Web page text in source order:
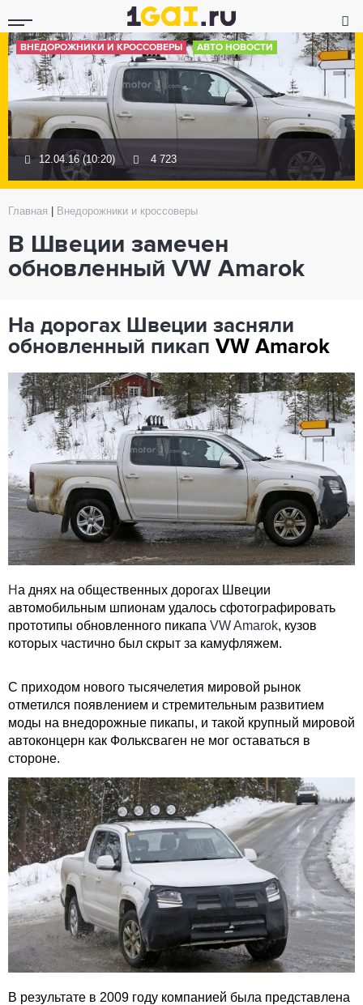
ВНЕДОРОЖНИКИ И КРОССОВЕРЫ АВТО НОВОСТИ
12.04.16 (10:20) 4 723
Главная Внедорожники и кроссоверы
В Швеции замечен
обновленный VW Amarok
На дорогах Швеции засняли
обновленный пикап VW Amarok
На днях на общественных дорогах Швеции
автомобильным шпионам удалось сфотографировать
прототипы обновленного пикапа VW Amarok, кузов
которых частично был скрыт за камуфляжем.
С приходом нового тысячелетия мировой рынок
отметился появлением и стремительным развитием
моды на внедорожные пикапы, и такой крупный мировой
автоконцерн как Фольксваген не мог оставаться в
стороне.
В результате в 2009 году компанией была представлена